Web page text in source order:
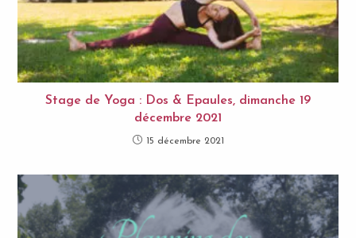
Stage de Yoga : Dos & Epaules, dimanche 19
décembre 2021
15 décembre 2021